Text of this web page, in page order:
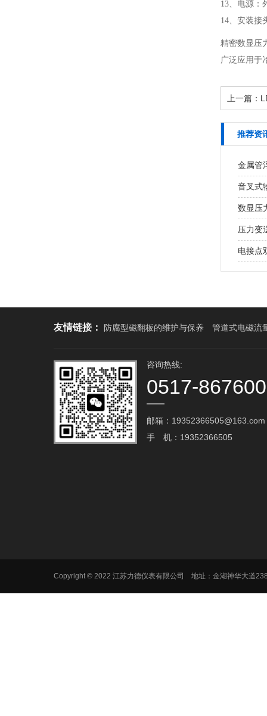
13、电源：
14、安装接
精密数显压
广泛应用于
上一篇：
推荐资
金属管
音叉式
数显压
压力变
电接点
友情链接： 防腐型磁翻板的维护与保养 管道式电磁流
咨询热线:
0517-
邮箱：19352366505@163.com‬
手 机：19352366505
Copyright © 2022 江苏力德仪表有限公司 地址：金湖神华大道